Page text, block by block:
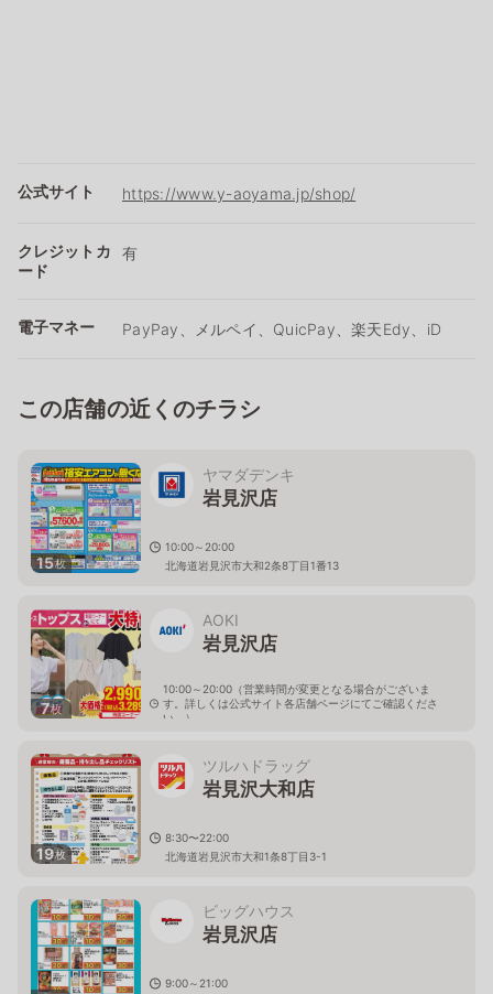
公式サイト https://www.y-aoyama.jp/shop/
クレジットカ
ード
有
電子マネー PayPay、メルペイ、QuicPay、楽天Edy、iD
この店舗の近くのチラシ
15枚
ヤマダデンキ
岩見沢店
10:00～20:00
北海道岩見沢市大和2条8丁目1番13
7枚
AOKI
岩見沢店
10:00～20:00（営業時間が変更となる場合がございま
す。詳しくは公式サイト各店舗ページにてご確認くださ
い。）
19枚
ツルハドラッグ
岩見沢大和店
8:30〜22:00
北海道岩見沢市大和1条8丁目3-1
ビッグハウス
岩見沢店
9:00～21:00